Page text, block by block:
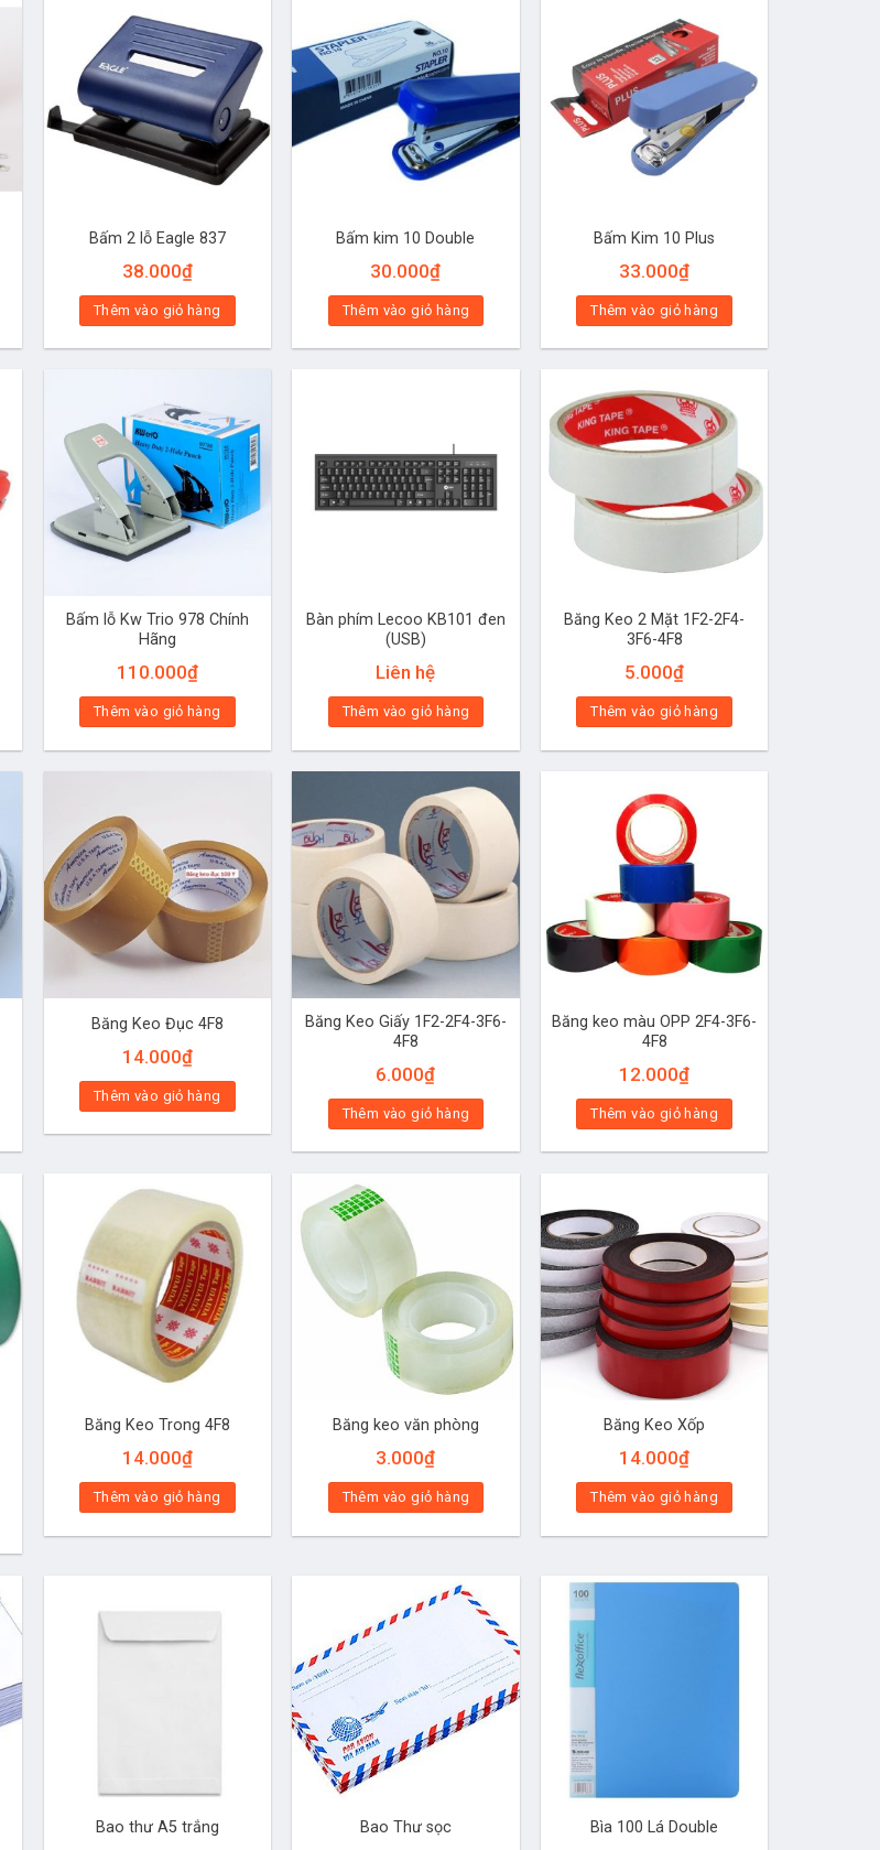
Bấm 2 lỗ Eagle 837
38.000₫
Thêm vào giỏ hàng
Bấm kim 10 Double
30.000₫
Thêm vào giỏ hàng
Bấm Kim 10 Plus
33.000₫
Thêm vào giỏ hàng
Bấm lỗ Kw Trio 978 Chính
Hãng
110.000₫
Thêm vào giỏ hàng
Bàn phím Lecoo KB101 đen
(USB)
Liên hệ
Thêm vào giỏ hàng
Băng Keo 2 Mặt 1F2-2F4-
3F6-4F8
5.000₫
Thêm vào giỏ hàng
Băng Keo Đục 4F8
14.000₫
Thêm vào giỏ hàng
Băng Keo Giấy 1F2-2F4-3F6-
4F8
6.000₫
Thêm vào giỏ hàng
Băng keo màu OPP 2F4-3F6-
4F8
12.000₫
Thêm vào giỏ hàng
Băng Keo Trong 4F8
14.000₫
Thêm vào giỏ hàng
Băng keo văn phòng
3.000₫
Thêm vào giỏ hàng
Băng Keo Xốp
14.000₫
Thêm vào giỏ hàng
Bao thư A5 trắng Bao Thư sọc Bìa 100 Lá Double